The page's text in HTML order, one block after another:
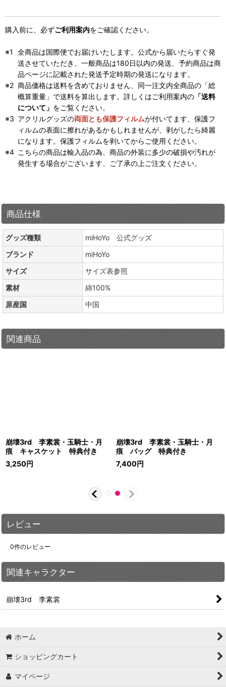
購入前に、必ずご利用案内をご確認ください。
全商品は国際便でお届けいたします。公式から届いたらすぐ発
送させていただき、一般商品は180日以内の発送、予約商品は商
品ページに記載された発送予定時期の発送になります。
商品価格は送料を含めておりません、同一注文内全商品の「総
概算重量」で送料を算出します。詳しくはご利用案内の 「送料
について」 をご覧ください。
アクリルグッズの両面とも保護フィルムが付いてます、保護フ
ィルムの表面に擦れがあるかもしれませんが、剥がしたら綺麗
になります。保護フィルムを剥いてからご使用ください。
こちらの商品は輸入品の為、商品の外装に多少の破損や汚れが
発生する場合がございます、ご了承の上ご注文ください。
商品仕様
グッズ種類
miHoYo 公式グッズ
ブランド
miHoYo
サイズ
サイズ表参照
素材
綿100%
原産国
中国
関連商品
崩壊3rd 李素裳・玉騎士・月
痕 キャスケット 特典付き
3,250円
崩壊3rd 李素裳・玉騎士・月
痕 バッグ 特典付き
7,400円
レビュー
0件のレビュー
関連キャラクター
崩壊3rd 李素裳
ホーム
ショッピングカート
マイページ